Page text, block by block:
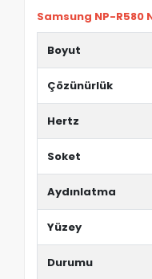
Samsung NP-R580
Boyut
Çözünürlük
Hertz
Soket
Aydınlatma
Yüzey
Durumu